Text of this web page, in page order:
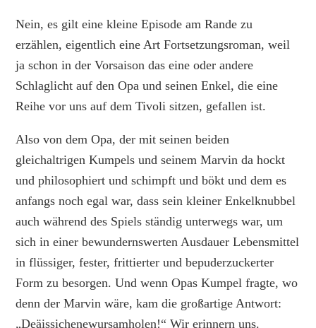
Nein, es gilt eine kleine Episode am Rande zu
erzählen, eigentlich eine Art Fortsetzungsroman, weil
ja schon in der Vorsaison das eine oder andere
Schlaglicht auf den Opa und seinen Enkel, die eine
Reihe vor uns auf dem Tivoli sitzen, gefallen ist.
Also von dem Opa, der mit seinen beiden
gleichaltrigen Kumpels und seinem Marvin da hockt
und philosophiert und schimpft und bökt und dem es
anfangs noch egal war, dass sein kleiner Enkelknubbel
auch während des Spiels ständig unterwegs war, um
sich in einer bewundernswerten Ausdauer Lebensmittel
in flüssiger, fester, frittierter und bepuderzuckerter
Form zu besorgen. Und wenn Opas Kumpel fragte, wo
denn der Marvin wäre, kam die großartige Antwort:
„Deäissichenewursamholen!“ Wir erinnern uns.